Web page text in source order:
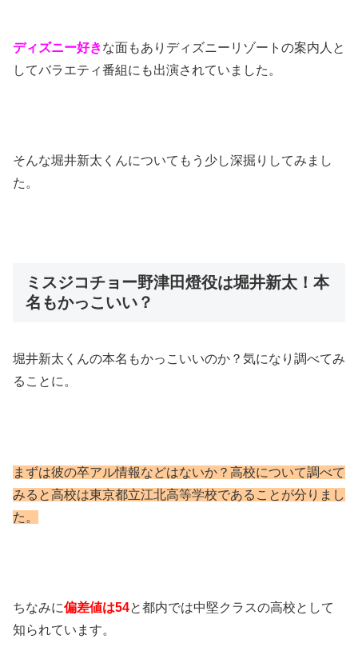
ディズニー好きな面もありディズニーリゾートの案内人と
してバラエティ番組にも出演されていました。
そんな堀井新太くんについてもう少し深掘りしてみまし
た。
ミスジコチョー野津田燈役は堀井新太！本
名もかっこいい？
堀井新太くんの本名もかっこいいのか？気になり調べてみ
ることに。
まずは彼の卒アル情報などはないか？高校について調べて
みると高校は東京都立江北高等学校であることが分りまし
た。
ちなみに偏差値は54と都内では中堅クラスの高校として
知られています。